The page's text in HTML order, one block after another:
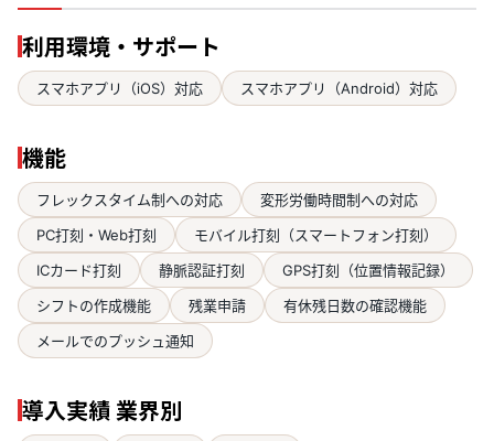
利用環境・サポート
スマホアプリ（iOS）対応 スマホアプリ（Android）対応
機能
フレックスタイム制への対応
変形労働時間制への対応
PC打刻・Web打刻
モバイル打刻（スマートフォン打刻）
ICカード打刻
静脈認証打刻
GPS打刻（位置情報記録）
シフトの作成機能
残業申請
有休残日数の確認機能
メールでのプッシュ通知
導入実績 業界別